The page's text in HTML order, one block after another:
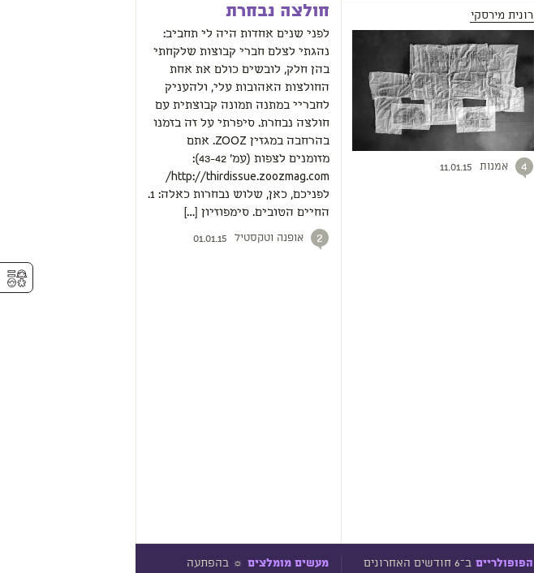
רונית מירסקי
4 אמנות 11.01.15
חולצה נבחרת
לפני שנים אחדות היה לי תחביב:
נהגתי לצלם חברי קבוצות שלקחתי
בהן חלק, לובשים כולם את אחת
החולצות האהובות עלי, ולהעניק
לחבריי במתנה תמונה קבוצתית עם
חולצה נבחרת. סיפרתי על זה בזמנו
בהרחבה במגזין ZOOZ. אתם
מזומנים לצפות (עמ' 43-42):
http://thirdissue.zoozmag.com/
לפניכם, כאן, שלוש נבחרות כאלה: 1.
החיים הטובים. סימפוזיון […]
2 אופנה וטקסטיל 01.01.15
הפופולריים ב־6 חודשים האחרונים מעשים מומלצים ☼ בהפתעה
⚥︎